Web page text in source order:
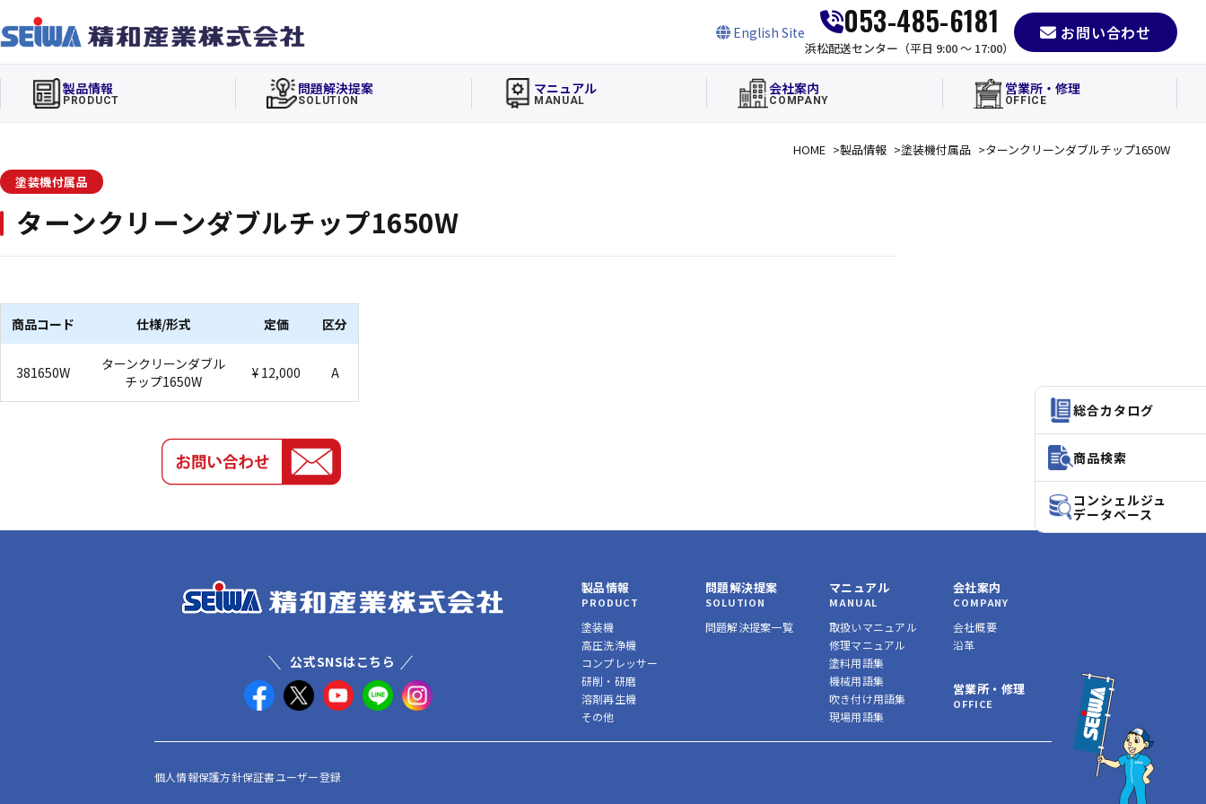
English Site 053-485-6181
浜松配送センター（平日 9:00 〜 17:00）
お問い合わせ
製品情報
PRODUCT
問題解決提案
SOLUTION
マニュアル
MANUAL
会社案内
COMPANY
営業所・修理
OFFICE
HOME 製品情報 塗装機付属品
ターンクリーンダブルチップ1650W
塗装機付属品
ターンクリーンダブルチップ1650W
商品コード 仕様/形式 定価 区分
381650W
ターンクリーンダブル
チップ1650W
¥ 12,000 A
製品情報
PRODUCT
塗装機
高圧洗浄機
コンプレッサー
研削・研磨
溶剤再生機
その他
問題解決提案
SOLUTION
問題解決提案一覧
マニュアル
MANUAL
取扱いマニュアル
修理マニュアル
塗料用語集
機械用語集
吹き付け用語集
現場用語集
会社案内
COMPANY
会社概要
沿革
営業所・修理
OFFICE
公式SNSはこちら
個人情報保護方針保証書ユーザー登録
総合カタログ
商品検索
コンシェルジュ
データベース